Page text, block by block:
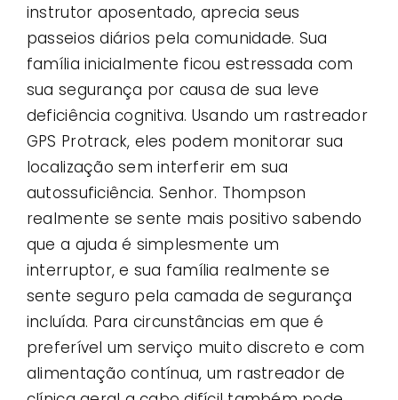
instrutor aposentado, aprecia seus
passeios diários pela comunidade. Sua
família inicialmente ficou estressada com
sua segurança por causa de sua leve
deficiência cognitiva. Usando um rastreador
GPS Protrack, eles podem monitorar sua
localização sem interferir em sua
autossuficiência. Senhor. Thompson
realmente se sente mais positivo sabendo
que a ajuda é simplesmente um
interruptor, e sua família realmente se
sente seguro pela camada de segurança
incluída. Para circunstâncias em que é
preferível um serviço muito discreto e com
alimentação contínua, um rastreador de